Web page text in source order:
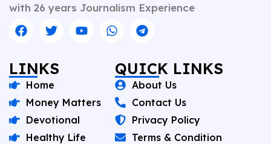
with 26 years Journalism Experience
LINKS
Home
Money Matters
Devotional
Healthy Life
QUICK LINKS
About Us
Contact Us
Privacy Policy
Terms & Condition